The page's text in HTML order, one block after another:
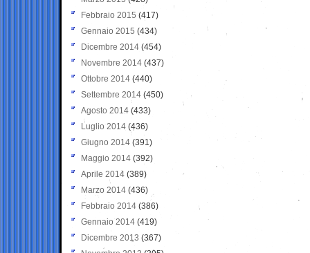
Febbraio 2015 (417)
Gennaio 2015 (434)
Dicembre 2014 (454)
Novembre 2014 (437)
Ottobre 2014 (440)
Settembre 2014 (450)
Agosto 2014 (433)
Luglio 2014 (436)
Giugno 2014 (391)
Maggio 2014 (392)
Aprile 2014 (389)
Marzo 2014 (436)
Febbraio 2014 (386)
Gennaio 2014 (419)
Dicembre 2013 (367)